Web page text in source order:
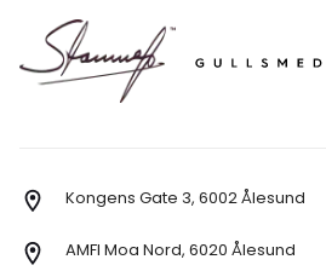
Kongens Gate 3, 6002 Ålesund
AMFI Moa Nord, 6020 Ålesund